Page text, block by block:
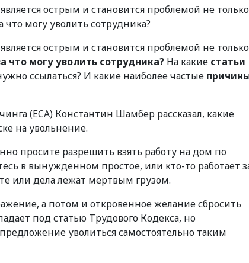
острым и становится проблемой не только
что могу уволить сотрудника?
острым и становится проблемой не только
что могу уволить сотрудника? На какие статьи
ссылаться? И какие наиболее частые
(ECA) Константин Шамбер рассказал, какие
на увольнение.
просите разрешить взять работу на дом по
в вынужденном простое, или кто-то работает
или дела лежат мертвым грузом.
а потом и откровенное желание сбросить
под статью Трудового Кодекса, но
уволиться самостоятельно таким